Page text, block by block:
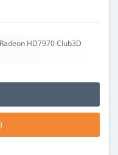
HD7970 Club3D